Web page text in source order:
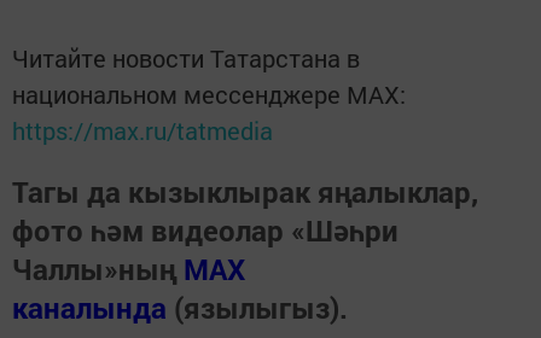
Читайте новости Татарстана в
национальном мессенджере MАХ:
https://max.ru/tatmedia
Тагы да кызыклырак яңалыклар,
фото һәм видеолар «Шәһри
Чаллы»ның MAX
каналында (язылыгыз).